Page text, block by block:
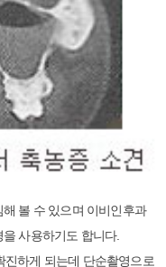
볼 수 있으며 이비인후과
사용하기도 합니다.
하게 되는데 단순촬영으로